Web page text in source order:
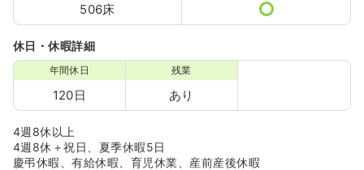
506床
休日・休暇詳細
年間休日
120日
残業
あり
4週8休以上
4週8休＋祝日、夏季休暇5日
慶弔休暇、有給休暇、育児休業、産前産後休暇